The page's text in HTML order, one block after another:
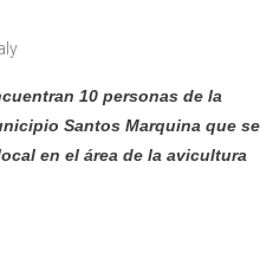
10 personas de la
Santos Marquina que se
en el área de la avicultura